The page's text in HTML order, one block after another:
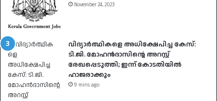
November 24, 2023
വിദ്യാർത്ഥികളെ അധിക്ഷേപിച്ച കേസ്:
ടി.ജി. മോഹൻദാസിന്റെ അറസ്റ്റ്
രേഖപ്പെടുത്തി; ഇന്ന് കോടതിയിൽ
ഹാജരാക്കും
9 mins ago